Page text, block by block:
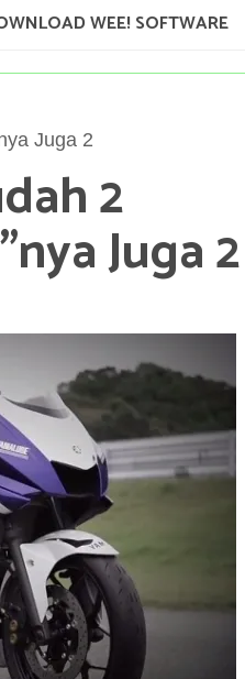
WEE! SOFTWARE
Juga 2
2
Juga 2